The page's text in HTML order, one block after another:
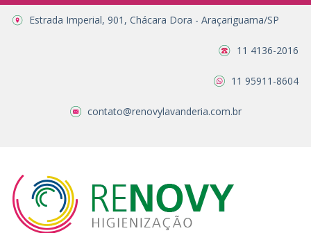
Estrada Imperial, 901, Chácara Dora - Araçariguama/SP
11 4136-2016
11 95911-8604
contato@renovylavanderia.com.br